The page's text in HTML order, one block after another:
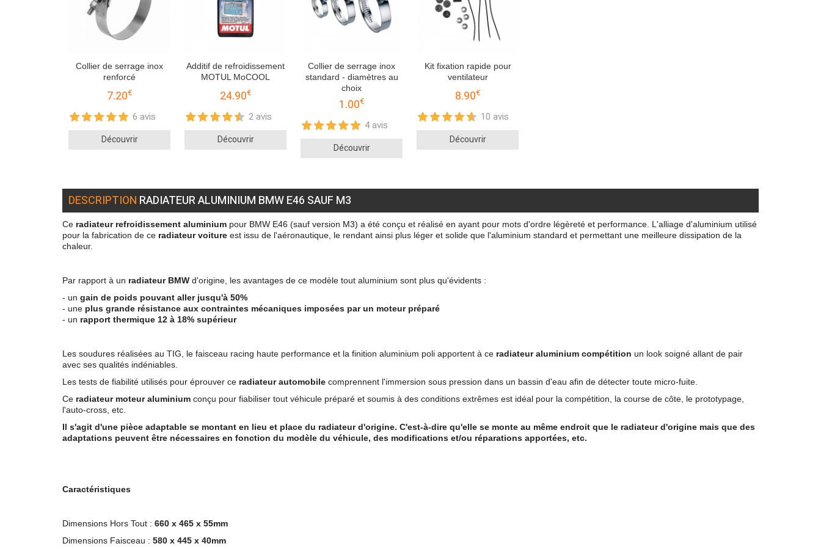
Collier de serrage inox
renforcé
7.20€
6 avis
Découvrir
Additif de refroidissement
MOTUL MoCOOL
24.90€
2 avis
Découvrir
Collier de serrage inox
standard - diamètres au
choix
1.00€
4 avis
Découvrir
Kit fixation rapide pour
ventilateur
8.90€
10 avis
Découvrir
DESCRIPTION RADIATEUR ALUMINIUM BMW E46 SAUF M3
Ce radiateur refroidissement aluminium pour BMW E46 (sauf version M3) a été conçu et réalisé en ayant pour mots d'ordre légèreté et performance. L'alliage d'aluminium utilisé
pour la fabrication de ce radiateur voiture est issu de l'aéronautique, le rendant ainsi plus léger et solide que l'aluminium standard et permettant une meilleure dissipation de la
chaleur.
Par rapport à un radiateur BMW d'origine, les avantages de ce modèle tout aluminium sont plus qu'évidents :
- un gain de poids pouvant aller jusqu'à 50%
- une plus grande résistance aux contraintes mécaniques imposées par un moteur préparé
- un rapport thermique 12 à 18% supérieur
Les soudures réalisées au TIG, le faisceau racing haute performance et la finition aluminium poli apportent à ce radiateur aluminium compétition un look soigné allant de pair
avec ses qualités indéniables.
Les tests de fiabilité utilisés pour éprouver ce radiateur automobile comprennent l'immersion sous pression dans un bassin d'eau afin de détecter toute micro-fuite.
Ce radiateur moteur aluminium conçu pour fiabiliser tout véhicule préparé et soumis à des conditions extrêmes est idéal pour la compétition, la course de côte, le prototypage,
l'auto-cross, etc.
Il s'agit d'une pièce adaptable se montant en lieu et place du radiateur d'origine. C'est-à-dire qu'elle se monte au même endroit que le radiateur d'origine mais que des
adaptations peuvent être nécessaires en fonction du modèle du véhicule, des modifications et/ou réparations apportées, etc.
Caractéristiques
Dimensions Hors Tout : 660 x 465 x 55mm
Dimensions Faisceau : 580 x 445 x 40mm